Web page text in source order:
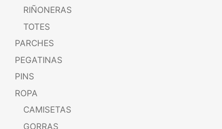
RIÑONERAS
TOTES
PARCHES
PEGATINAS
PINS
ROPA
CAMISETAS
GORRAS